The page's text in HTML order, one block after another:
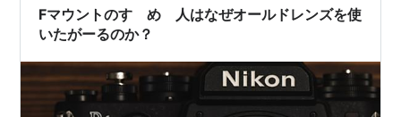
Fマウントのすゝめ 人はなぜオールドレンズを使
いたがーるのか？